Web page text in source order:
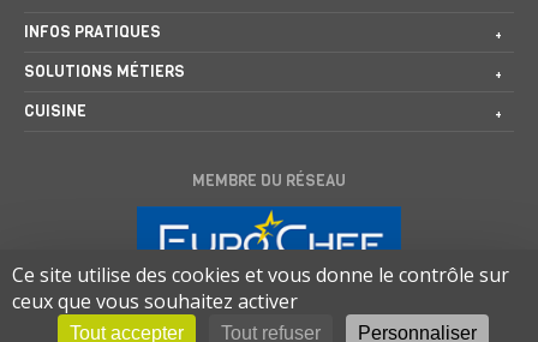
INFOS PRATIQUES
SOLUTIONS MÉTIERS
CUISINE
MEMBRE DU RÉSEAU
Ce site utilise des cookies et vous donne le contrôle sur
ceux que vous souhaitez activer
Tout accepter Tout refuser Personnaliser